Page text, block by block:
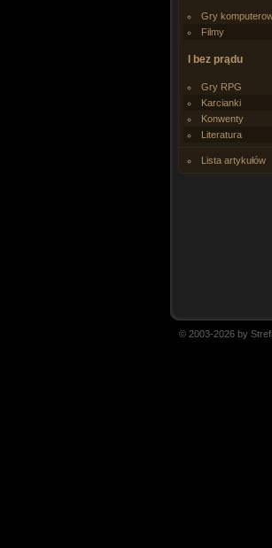
Gry
Filmy
I bez prądu
Gry RPG
Karcianki
Konwenty
Literatura
Lista artykułów
© 2003-2026 by